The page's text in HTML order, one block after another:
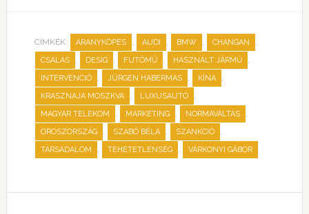
CÍMKÉK: ARANYKÖPÉS , AUDI , BMW , CHANGAN ,
CSALÁS , DESIG , FUTÓMŰ , HASZNÁLT JÁRMŰ ,
INTERVENCIÓ , JÜRGEN HABERMAS , KÍNA ,
KRASZNAJA MOSZKVA , LUXUSAUTÓ ,
MAGYAR TELEKOM , MARKETING , NORMAVÁLTÁS ,
OROSZORSZÁG , SZABÓ BÉLA , SZANKCIÓ ,
TÁRSADALOM , TEHETETLENSÉG , VÁRKONYI GÁBOR